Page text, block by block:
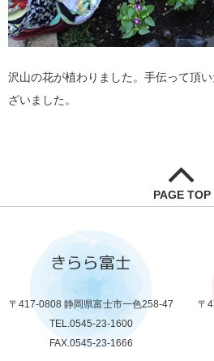
沢山の花が植わりました。手伝って頂
ざいました。
PAGE TOP
きらら富士
〒417-0808 静岡県富士市一色258-47
TEL.0545-23-1600
FAX.0545-23-1666
〒